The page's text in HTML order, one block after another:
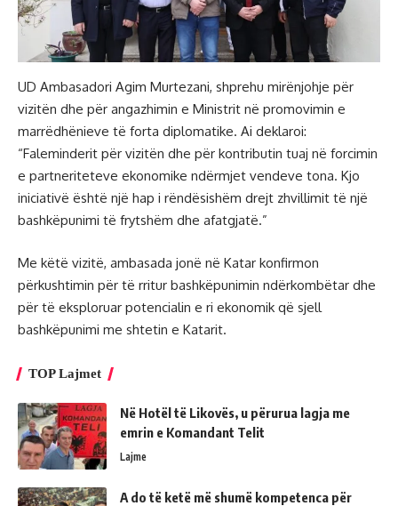
UD Ambasadori Agim Murtezani, shprehu mirënjohje për
vizitën dhe për angazhimin e Ministrit në promovimin e
marrëdhënieve të forta diplomatike. Ai deklaroi:
“Faleminderit për vizitën dhe për kontributin tuaj në forcimin
e partneriteteve ekonomike ndërmjet vendeve tona. Kjo
iniciativë është një hap i rëndësishëm drejt zhvillimit të një
bashkëpunimi të frytshëm dhe afatgjatë.”
Me këtë vizitë, ambasada jonë në Katar konfirmon
përkushtimin për të rritur bashkëpunimin ndërkombëtar dhe
për të eksploruar potencialin e ri ekonomik që sjell
bashkëpunimi me shtetin e Katarit.
TOP Lajmet
Në Hotël të Likovës, u përurua lagja me
emrin e Komandant Telit
Lajme
A do të ketë më shumë kompetenca për